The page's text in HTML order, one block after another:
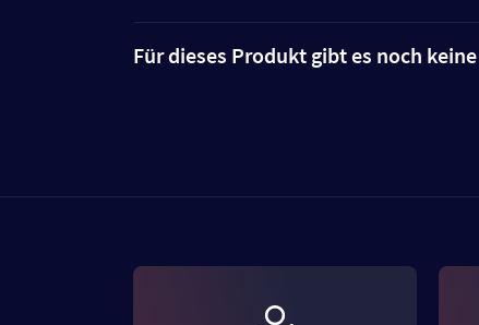
Für dieses Produkt gibt es noch